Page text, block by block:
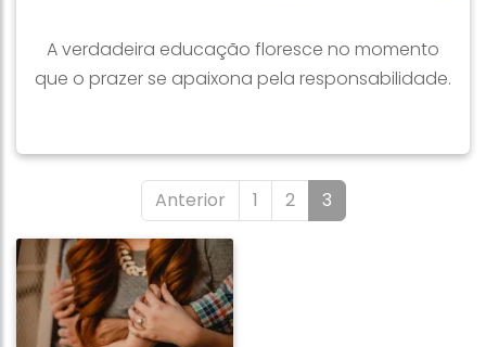
A verdadeira educação floresce no momento
que o prazer se apaixona pela responsabilidade.
Anterior 1 2 3